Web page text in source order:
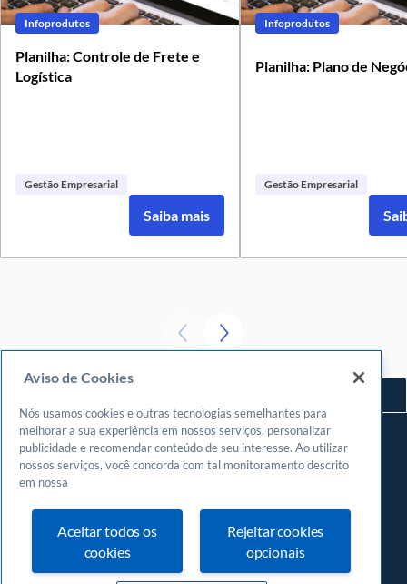
Infoprodutos
Planilha: Controle de Frete e
Logística
Gestão Empresarial
Saiba mais
Infoprodutos
Planilha: Plano de
Gestão Empresarial
Navegue
Meu espaço
Fazer login
Cadastrar-se
Central de atendimento
0800570 0800
Aviso de Cookies
Nós usamos cookies e outras tecnologias semelhantes para
melhorar a sua experiência em nossos serviços, personalizar
publicidade e recomendar conteúdo de seu interesse. Ao utilizar
nossos serviços, você concorda com tal monitoramento descrito
em nossa
Aceitar todos os
cookies
Rejeitar cookies
opcionais